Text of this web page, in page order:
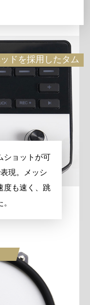
ドを採用したタム
ショットが可
現。メッシ
度も速く、跳